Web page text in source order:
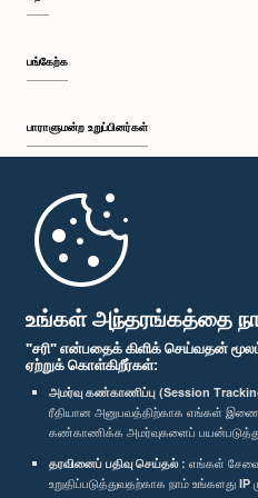
உங்கள் அந்தரங்கத்தை
"சரி" என்பதைக் கிளிக் செய்வதன்
ஏற்றுக் கொள்கிறீர்கள்:
அமர்வு கண்காணிப்பு (Session
ரீதியான அனுபவத்திற்காக எங்கள்
கண்காணிக்க அமர்வுகளைப்
தரவினைப் பதிவு செய்தல் : எங்கள்
உறுதிப்படுத்துவதற்காக நாம் உங்களது
பங்கேற்க
பாராளுமன்ற உறுப்பினர்கள்
முதற்பக்கம்
பாராளுமன்ற கையடக்க செயலி
எம்மை பின்தொடர்க :
விருதுகள்